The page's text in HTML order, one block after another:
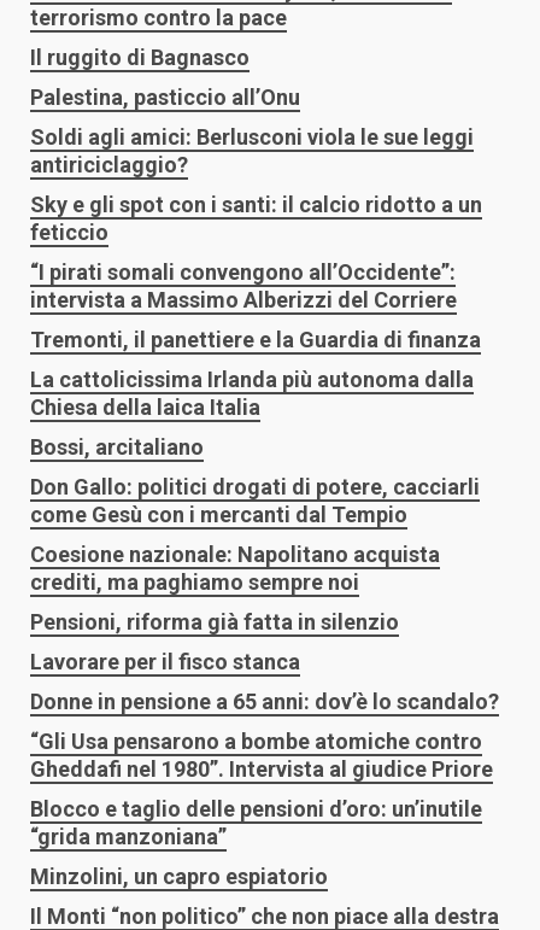
terrorismo contro la pace
Il ruggito di Bagnasco
Palestina, pasticcio all’Onu
Soldi agli amici: Berlusconi viola le sue leggi
antiriciclaggio?
Sky e gli spot con i santi: il calcio ridotto a un
feticcio
“I pirati somali convengono all’Occidente”:
intervista a Massimo Alberizzi del Corriere
Tremonti, il panettiere e la Guardia di finanza
La cattolicissima Irlanda più autonoma dalla
Chiesa della laica Italia
Bossi, arcitaliano
Don Gallo: politici drogati di potere, cacciarli
come Gesù con i mercanti dal Tempio
Coesione nazionale: Napolitano acquista
crediti, ma paghiamo sempre noi
Pensioni, riforma già fatta in silenzio
Lavorare per il fisco stanca
Donne in pensione a 65 anni: dov’è lo scandalo?
“Gli Usa pensarono a bombe atomiche contro
Gheddafi nel 1980”. Intervista al giudice Priore
Blocco e taglio delle pensioni d’oro: un’inutile
“grida manzoniana”
Minzolini, un capro espiatorio
Il Monti “non politico” che non piace alla destra